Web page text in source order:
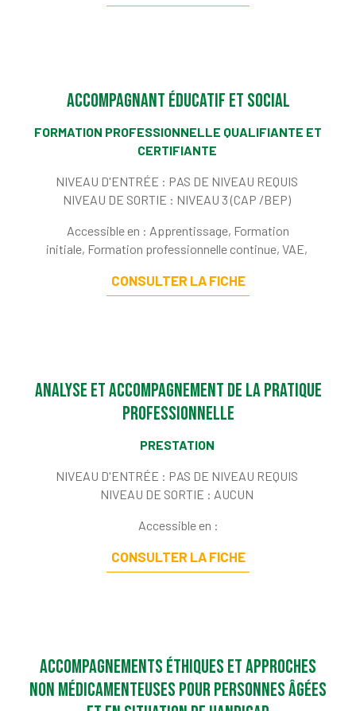
Accompagnant éducatif et social
FORMATION PROFESSIONNELLE QUALIFIANTE ET
CERTIFIANTE
NIVEAU D'ENTRÉE : PAS DE NIVEAU REQUIS
NIVEAU DE SORTIE : NIVEAU 3 (CAP /BEP)
Accessible en : Apprentissage, Formation
initiale, Formation professionnelle continue, VAE,
CONSULTER LA FICHE
Analyse et accompagnement de la pratique
professionnelle
PRESTATION
NIVEAU D'ENTRÉE : PAS DE NIVEAU REQUIS
NIVEAU DE SORTIE : AUCUN
Accessible en :
CONSULTER LA FICHE
Accompagnements éthiques et approches
non médicamenteuses pour personnes âgées